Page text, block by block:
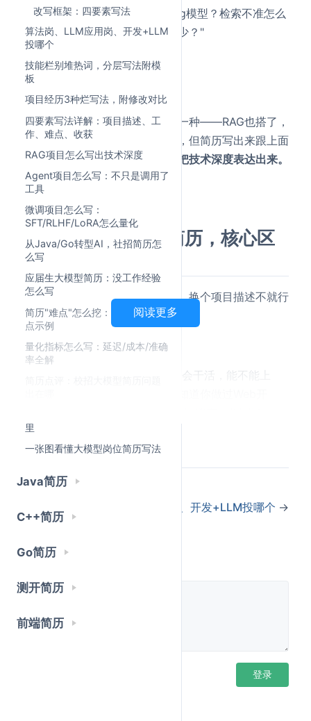
改写框架：四要素写法
算法岗、LLM应用岗、开发+LLM
投哪个
技能栏别堆热词，分层写法附模
板
项目经历3种烂写法，附修改对比
四要素写法详解：项目描述、工
作、难点、收获
RAG项目怎么写出技术深度
Agent项目怎么写：不只是调用了
工具
微调项目怎么写：
SFT/RLHF/LoRA怎么量化
从Java/Go转型AI，社招简历怎
么写
应届生大模型简历：没工作经验
怎么写
简历"难点"怎么挖：10个典型难
点示例
量化指标怎么写：延迟/成本/准确
率全解
里
一张图看懂大模型岗位简历写法
Java简历
C++简历
Go简历
测开简历
前端简历
我问她："你用的什么Embedding模型？检索不准怎么
调的？幻觉怎么处理的？延迟多少？"
她一个都答不上来。
这不是项目经历，这是功能清单。
但最可惜的不是她这种人，是另一种——RAG也搭了，
向量检索也调了，性能也优化了，但简历写出来跟上面
那个一模一样。因为不知道怎么把技术深度表达出来。
明明有能力，简历拖了后腿。
大模型简历和传统简历，核心区
别在哪
很多人觉得简历不就是个模板嘛，换个项目描述不就行
了。
不是的。
传统岗位，面试官看的是你"会不会干活，能不能上
MySQL，他知道你做过数据存储。
知道你的水平。
但大模型方向不一样。
试官看简历，不是看你会不会用LangChain——这玩意
调？为什么用这个向量数据库而不是那个？选型背
检索不准怎么办？幻觉怎
么处理？延迟太高怎么优化？这些都是实打实的工
阅读更多
←卡码简历专栏介绍
算法岗、LLM应用岗、开发+LLM投哪个 →
评论
登录